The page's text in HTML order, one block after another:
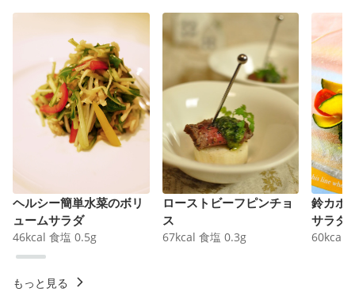
ヘルシー簡単水菜のボリ
ュームサラダ
46kcal 食塩 0.5g
ローストビーフピンチョ
ス
67kcal 食塩 0.3g
鈴カボ
サラダ
60kcal
もっと見る